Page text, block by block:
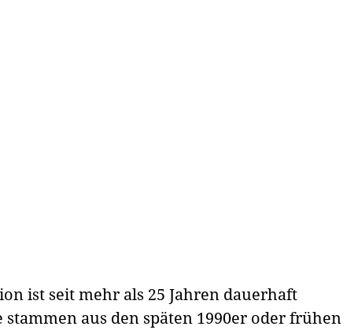
ist seit mehr als 25 Jahren dauerhaft
aus den späten 1990er oder frühen